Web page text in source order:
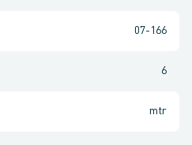
07-166
6
mtr